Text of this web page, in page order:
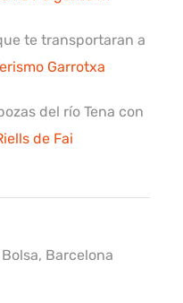
te transportaran a
Garrotxa
del río Tena con
de Fai
Barcelona